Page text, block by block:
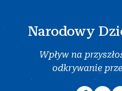
Narodowy
Wpływ na
odkrywanie